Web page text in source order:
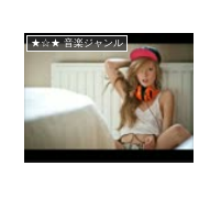
★☆★ 音楽ジャンル